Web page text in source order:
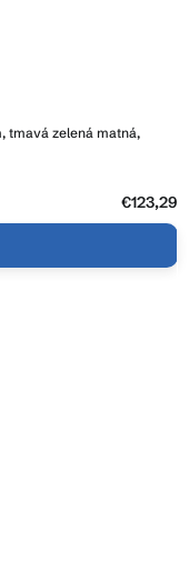
tmavá zelená matná,
€123,29